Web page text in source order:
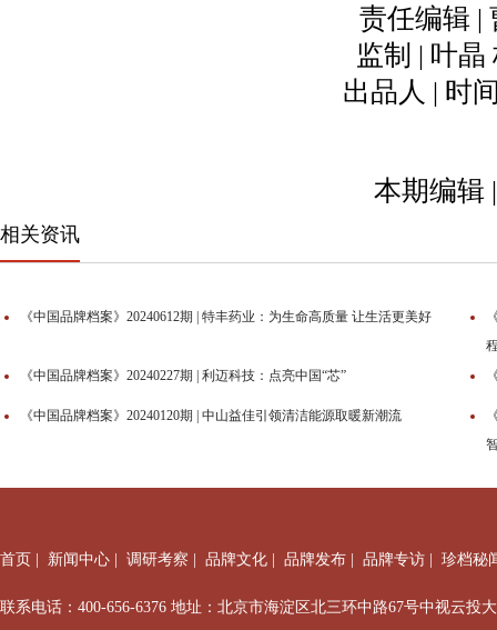
责任编辑 |
监制 | 叶晶
出品人 | 时
本期编辑
相关资讯
《中国品牌档案》20240612期 | 特丰药业：为生命高质量 让生活更美好
《中国品牌档案》20240227期 | 利迈科技：点亮中国“芯”
《中国品牌档案》20240120期 | 中山益佳引领清洁能源取暖新潮流
首页 新闻中心 调研考察 品牌文化 品牌发布 品牌专访 珍档秘
联系电话：400-656-6376 地址：北京市海淀区北三环中路67号中视云投